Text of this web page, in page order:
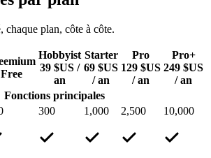
plan, côte à côte.
Free
Hobbyist
39 $US /
an
Starter
69 $US
/ an
Pro
129 $US
/ an
Pro+
249 $US
/ an
Fonctions principales
300 1,000 2,500
10,000